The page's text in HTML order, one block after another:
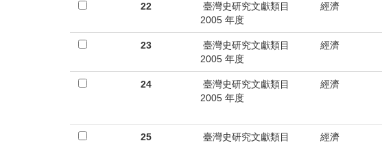
22
臺灣史研究文獻類目
2005 年度
經濟
23
臺灣史研究文獻類目
2005 年度
經濟
24
臺灣史研究文獻類目
2005 年度
經濟
25
臺灣史研究文獻類目
經濟